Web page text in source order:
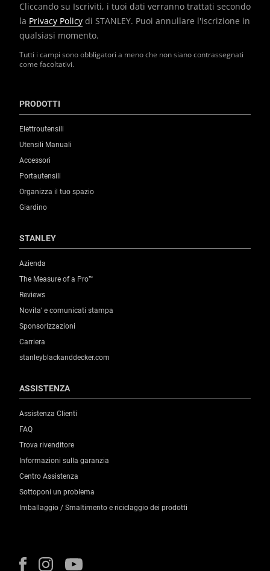
Tutti i campi sono obbligatori a meno che non siano contrassegnati
come facoltativi.
Cliccando su Iscriviti, i tuoi dati verranno trattati secondo
la Privacy Policy di STANLEY. Puoi annullare l'iscrizione in
qualsiasi momento.
PRODOTTI
Elettroutensili
Utensili Manuali
Accessori
Portautensili
Organizza il tuo spazio
Giardino
STANLEY
Azienda
The Measure of a Pro™
Reviews
Novita’ e comunicati stampa
Sponsorizzazioni
Carriera
stanleyblackanddecker.com
ASSISTENZA
Assistenza Clienti
FAQ
Trova rivenditore
Informazioni sulla garanzia
Centro Assistenza
Sottoponi un problema
Imballaggio / Smaltimento e riciclaggio dei prodotti